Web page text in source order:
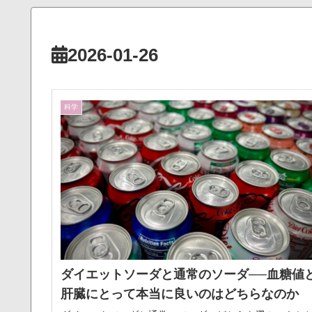
2026-01-26
科学
ダイエットソーダと通常のソーダ──血糖値
肝臓にとって本当に良いのはどちらなのか